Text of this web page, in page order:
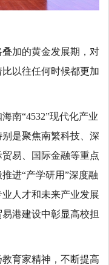
加的黄金发展期，对
以往任何时候都更加
南“4532”现代化产业
是聚焦南繁科技、深
易、国际金融等重点
进“产学研用”深度融
人才和未来产业发展
港建设中彰显高校担
育家精神，不断提高